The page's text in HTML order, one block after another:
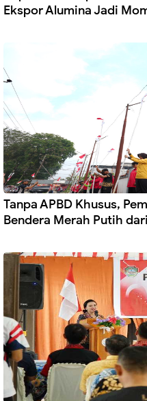
Ekspor Alumina Jadi
Tanpa APBD Khusus,
Bendera Merah Putih